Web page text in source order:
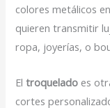
colores metálicos
quieren transmitir
ropa, joyerías, o
Eltroquelado es
cortes